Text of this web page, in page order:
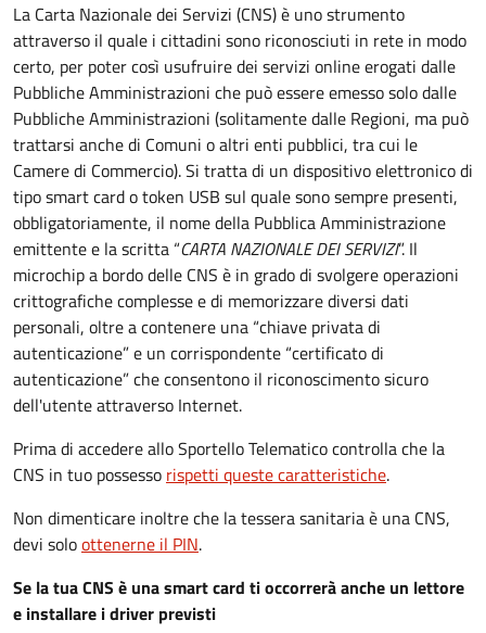
La Carta Nazionale dei Servizi (CNS) è uno strumento
attraverso il quale i cittadini sono riconosciuti in rete in modo
certo, per poter così usufruire dei servizi online erogati dalle
Pubbliche Amministrazioni che può essere emesso solo dalle
Pubbliche Amministrazioni (solitamente dalle Regioni, ma può
trattarsi anche di Comuni o altri enti pubblici, tra cui le
Camere di Commercio).Si tratta di un dispositivo elettronico di
tiposmart cardo token USB sul quale sono sempre presenti,
obbligatoriamente, il nome della Pubblica Amministrazione
emittente e la scritta “CARTA NAZIONALE DEI SERVIZI”. Il
microchip a bordo delle CNS è in grado di svolgere operazioni
crittografiche complesse e di memorizzare diversi dati
personali, oltre a contenere una “chiave privata di
autenticazione” e un corrispondente “certificato di
autenticazione” che consentono il riconoscimento sicuro
dell'utente attraverso Internet.
Prima di accedere allo Sportello Telematico controlla che la
CNS in tuo possesso rispetti queste caratteristiche.
Non dimenticare inoltre che la tessera sanitaria è una CNS,
devi soloottenerne il PIN.
Se la tua CNS è una smart card ti occorrerà anche un lettore
e installare i driver previsti